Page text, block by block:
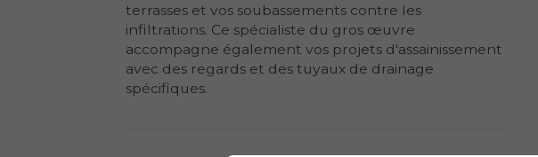
terrasses et vos soubassements contre les
infiltrations. Ce spécialiste du gros œuvre
accompagne également vos projets d'assainissement
avec des regards et des tuyaux de drainage
spécifiques.